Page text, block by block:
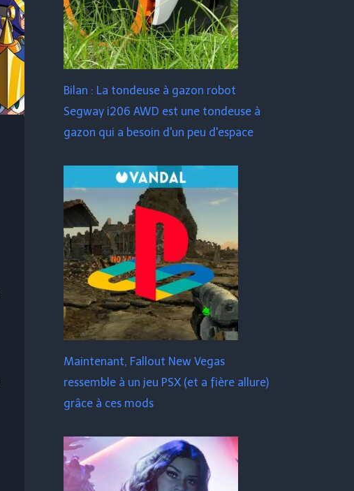
Bilan : La tondeuse à gazon robot
Segway i206 AWD est une tondeuse à
gazon qui a besoin d'un peu d'espace
Maintenant, Fallout New Vegas
ressemble à un jeu PSX (et a fière allure)
grâce à ces mods